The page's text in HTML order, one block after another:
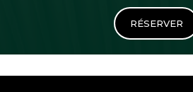
RÉSERVER